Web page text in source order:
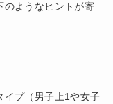
のようなヒントが寄
イプ（男子上1や女子